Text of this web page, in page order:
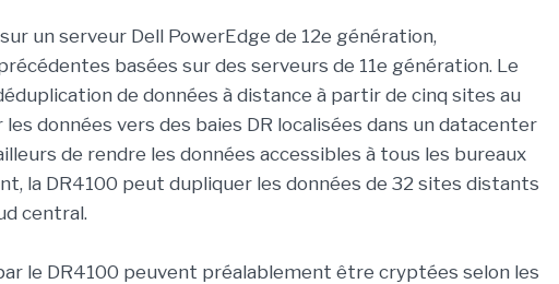
un serveur Dell PowerEdge de 12e génération,
basées sur des serveurs de 11e génération. Le
de données à distance à partir de cinq sites au
données vers des baies DR localisées dans un datacenter
de rendre les données accessibles à tous les bureaux
la DR4100 peut dupliquer les données de 32 sites distants
central.
le DR4100 peuvent préalablement être cryptées selon les